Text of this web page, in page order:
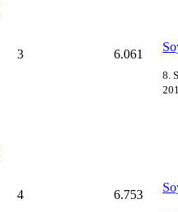
3 6.061
8.
4 6.753